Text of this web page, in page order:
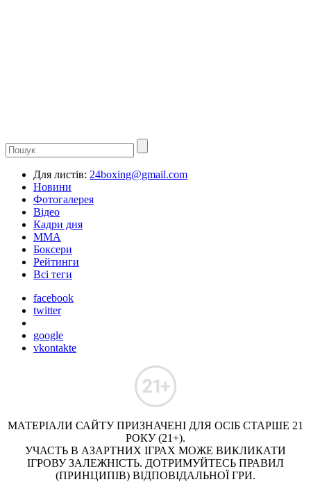
Для листів: 24boxing@gmail.com
Новини
Фотогалерея
Відео
Кадри дня
ММА
Боксери
Рейтинги
Всі теги
facebook
twitter
google
vkontakte
МАТЕРІАЛИ САЙТУ ПРИЗНАЧЕНІ ДЛЯ ОСІБ СТАРШЕ 21
РОКУ (21+).
УЧАСТЬ В АЗАРТНИХ ІГРАХ МОЖЕ ВИКЛИКАТИ
ІГРОВУ ЗАЛЕЖНІСТЬ. ДОТРИМУЙТЕСЬ ПРАВИЛ
(ПРИНЦИПІВ) ВІДПОВІДАЛЬНОЇ ГРИ.